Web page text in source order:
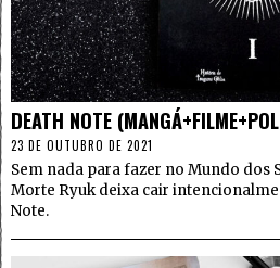
DEATH NOTE
23 DE OUTUBRO DE 2021
Sem nada para fazer no Mundo dos
Morte Ryuk deixa cair
Note.